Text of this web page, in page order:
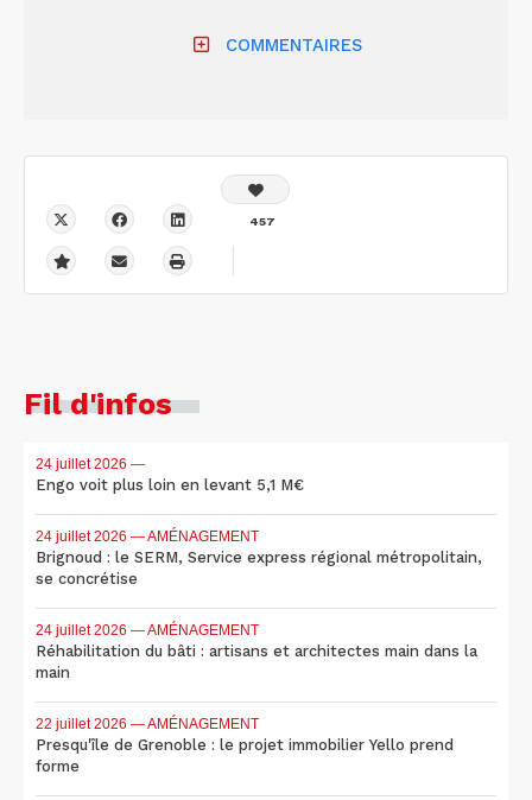
COMMENTAIRES
457
Fil d'infos
24 juillet 2026 —
Engo voit plus loin en levant 5,1 M€
24 juillet 2026 — AMÉNAGEMENT
Brignoud : le SERM, Service express régional métropolitain,
se concrétise
24 juillet 2026 — AMÉNAGEMENT
Réhabilitation du bâti : artisans et architectes main dans la
main
22 juillet 2026 — AMÉNAGEMENT
Presqu'île de Grenoble : le projet immobilier Yello prend
forme